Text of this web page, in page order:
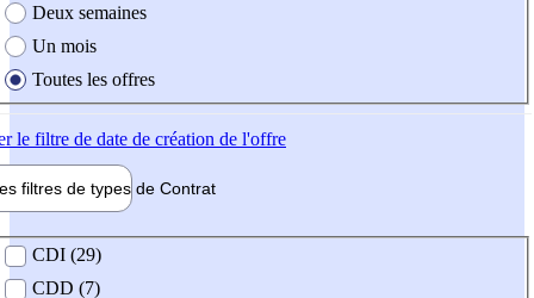
Deux semaines
Un mois
Toutes les offres
le filtre de date de création de l'offre
filtres de types de Contrat
contrat
CDI (29)
CDD (7)